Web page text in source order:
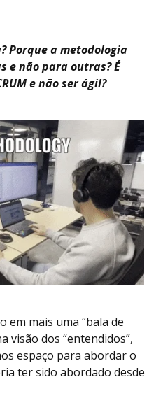
Porque a metodologia
e não para outras? É
e não ser ágil?
em mais uma “bala de
visão dos “entendidos”,
espaço para abordar o
ter sido abordado desde